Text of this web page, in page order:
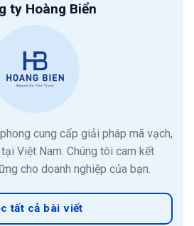
ty Hoàng Biển
cung cấp giải pháp mã vạch,
Việt Nam. Chúng tôi cam kết
cho doanh nghiệp của bạn.
tất cả bài viết